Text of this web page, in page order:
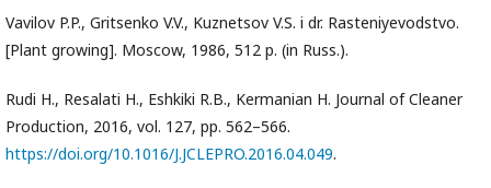
Vavilov P.P., Gritsenko V.V., Kuznetsov V.S. i dr. Rasteniyevodstvo.
[Plant growing]. Moscow, 1986, 512 p. (in Russ.).
Rudi H., Resalati H., Eshkiki R.B., Kermanian H. Journal of Cleaner
Production, 2016, vol. 127, pp. 562–566.
https://doi.org/10.1016/J.JCLEPRO.2016.04.049.